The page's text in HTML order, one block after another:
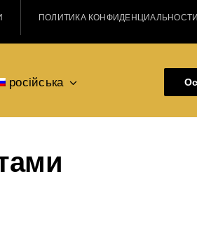
ПОЛИТИКА КОНФИДЕНЦИАЛЬНОСТИ
російська